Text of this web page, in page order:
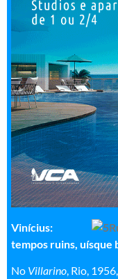
Vinícius:
tempos ruins, uísque
No Villarino, Rio,